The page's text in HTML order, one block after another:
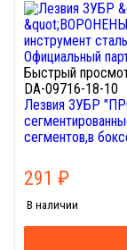
Быстрый
DA-09716-18-10
Лезвия ЗУБР
сегментов,в
291 ₽
В наличии